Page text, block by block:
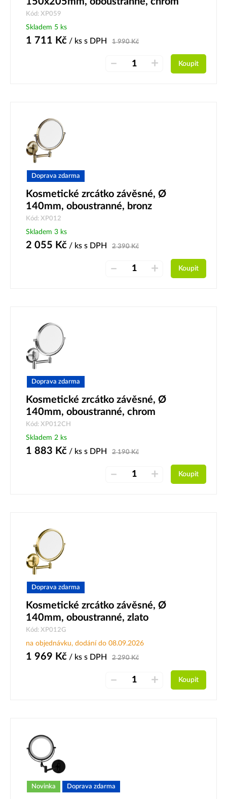
Kód: XP059
Skladem 5 ks
1 711 Kč / ks s DPH 1 990Kč
– + Koupit
Doprava zdarma
Kosmetické zrcátko závěsné, Ø
140mm, oboustranné, bronz
Kód: XP012
Skladem 3 ks
2 055 Kč / ks s DPH 2 390Kč
– + Koupit
Doprava zdarma
Kosmetické zrcátko závěsné, Ø
140mm, oboustranné, chrom
Kód: XP012CH
Skladem 2 ks
1 883 Kč / ks s DPH 2 190Kč
– + Koupit
Doprava zdarma
Kosmetické zrcátko závěsné, Ø
140mm, oboustranné, zlato
Kód: XP012G
na objednávku, dodání do 08.09.2026
1 969 Kč / ks s DPH 2 290Kč
– + Koupit
Novinka Doprava zdarma